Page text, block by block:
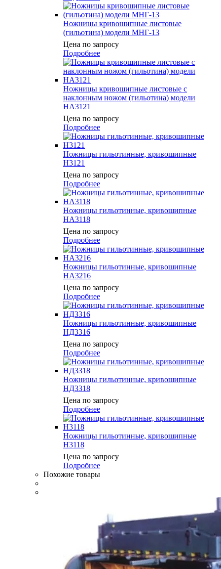
Ножницы кривошипные листовые
(гильотина) модели МНГ-13
Цена по запросу
Подробнее
Ножницы кривошипные листовые с
наклонным ножом (гильотина) модели
НА3121
Цена по запросу
Подробнее
Ножницы гильотинные, кривошипные
Н3121
Цена по запросу
Подробнее
Ножницы гильотинные, кривошипные
НА3118
Цена по запросу
Подробнее
Ножницы гильотинные, кривошипные
НА3216
Цена по запросу
Подробнее
Ножницы гильотинные, кривошипные
НД3316
Цена по запросу
Подробнее
Ножницы гильотинные, кривошипные
НД3318
Цена по запросу
Подробнее
Ножницы гильотинные, кривошипные
Н3118
Цена по запросу
Подробнее
Похожие товары